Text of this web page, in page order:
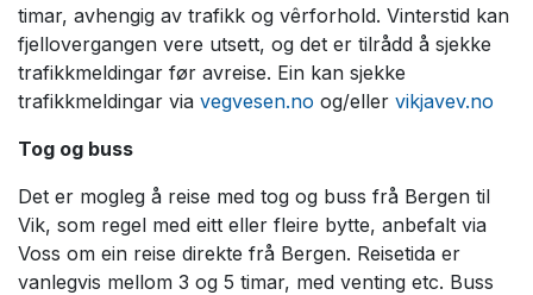
timar, avhengig av trafikk og vêrforhold. Vinterstid kan
fjellovergangen vere utsett, og det er tilrådd å sjekke
trafikkmeldingar før avreise. Ein kan sjekke
trafikkmeldingar via vegvesen.no og/eller vikjavev.no
Tog og buss
Det er mogleg å reise med tog og buss frå Bergen til
Vik, som regel med eitt eller fleire bytte, anbefalt via
Voss om ein reise direkte frå Bergen. Reisetida er
vanlegvis mellom 3 og 5 timar, med venting etc. Buss